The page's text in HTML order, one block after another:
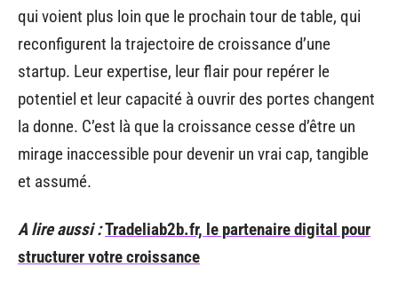
qui voient plus loin que le prochain tour de table, qui
reconfigurent la trajectoire de croissance d’une
startup. Leur expertise, leur flair pour repérer le
potentiel et leur capacité à ouvrir des portes changent
la donne. C’est là que la croissance cesse d’être un
mirage inaccessible pour devenir un vrai cap, tangible
et assumé.
A lire aussi :Tradeliab2b.fr, le partenaire digital pour
structurer votre croissance